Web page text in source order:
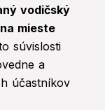
vodičský
mieste
súvislosti
a
účastníkov